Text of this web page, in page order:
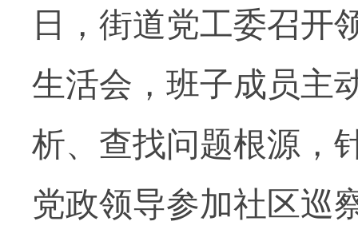
日，街道党工委召开
生活会，班子成员主
析、查找问题根源，
党政领导参加社区巡